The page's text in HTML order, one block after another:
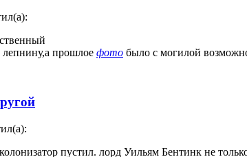
лепнину,а прошлое фото было с могилой
пустил. лорд Уильям Бентинк не